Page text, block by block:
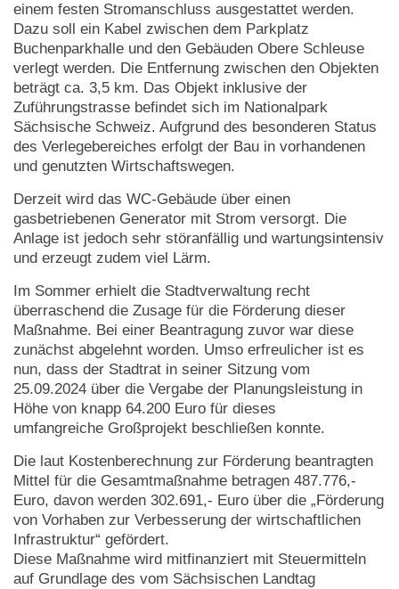
einem festen Stromanschluss ausgestattet werden.
Dazu soll ein Kabel zwischen dem Parkplatz
Buchenparkhalle und den Gebäuden Obere Schleuse
verlegt werden. Die Entfernung zwischen den Objekten
beträgt ca. 3,5 km. Das Objekt inklusive der
Zuführungstrasse befindet sich im Nationalpark
Sächsische Schweiz. Aufgrund des besonderen Status
des Verlegebereiches erfolgt der Bau in vorhandenen
und genutzten Wirtschaftswegen.
Derzeit wird das WC-Gebäude über einen
gasbetriebenen Generator mit Strom versorgt. Die
Anlage ist jedoch sehr störanfällig und wartungsintensiv
und erzeugt zudem viel Lärm.
Im Sommer erhielt die Stadtverwaltung recht
überraschend die Zusage für die Förderung dieser
Maßnahme. Bei einer Beantragung zuvor war diese
zunächst abgelehnt worden. Umso erfreulicher ist es
nun, dass der Stadtrat in seiner Sitzung vom
25.09.2024 über die Vergabe der Planungsleistung in
Höhe von knapp 64.200 Euro für dieses
umfangreiche Großprojekt beschließen konnte.
Die laut Kostenberechnung zur Förderung beantragten
Mittel für die Gesamtmaßnahme betragen 487.776,-
Euro, davon werden 302.691,- Euro über die „Förderung
von Vorhaben zur Verbesserung der wirtschaftlichen
Infrastruktur“ gefördert.
Diese Maßnahme wird mitfinanziert mit Steuermitteln
auf Grundlage des vom Sächsischen Landtag